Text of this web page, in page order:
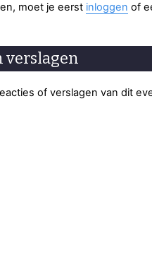
moet je eerst inloggen of
verslagen
of verslagen van dit